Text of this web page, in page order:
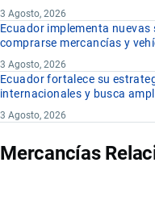
3 Agosto, 2026
Ecuador implementa
comprarse mercancías y
3 Agosto, 2026
Ecuador fortalece su
internacionales y busca
3 Agosto, 2026
Mercancías